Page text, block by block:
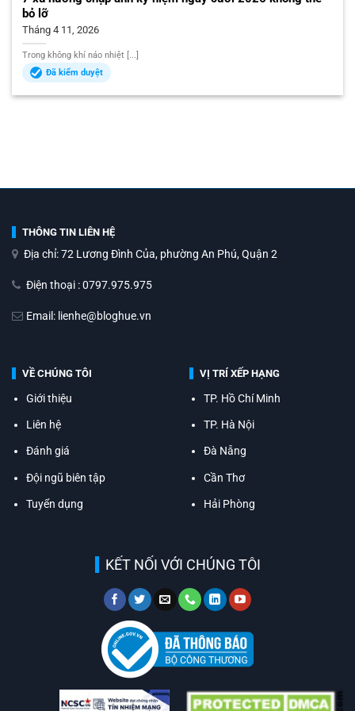
bỏ lỡ
Tháng 4 11, 2026
Trong không khí náo nhiệt [...]
Đã kiểm duyệt
THÔNG TIN LIÊN HỆ
Địa chỉ: 72 Lương Đình Của, phường An Phú, Quận 2
Điện thoại : 0797.975.975
Email: lienhe@bloghue.vn
VỀ CHÚNG TÔI
Giới thiệu
Liên hệ
Đánh giá
Đội ngũ biên tập
Tuyển dụng
VỊ TRÍ XẾP HẠNG
TP. Hồ Chí Minh
TP. Hà Nội
Đà Nẵng
Cần Thơ
Hải Phòng
KẾT NỐI VỚI CHÚNG TÔI